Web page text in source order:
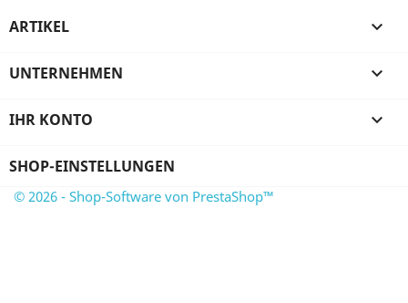
ARTIKEL 
UNTERNEHMEN 
IHR KONTO 
SHOP-EINSTELLUNGEN
© 2026 - Shop-Software von PrestaShop™